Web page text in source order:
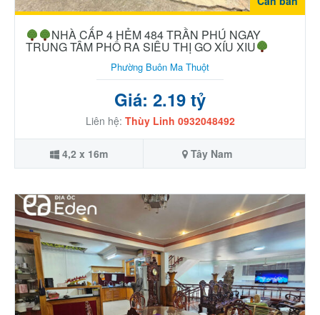
NHÀ CẤP 4 HẺM 484 TRẦN PHÚ NGAY
TRUNG TÂM PHỐ RA SIÊU THỊ GO XÍU XIU
Phường Buôn Ma Thuột
Giá: 2.19 tỷ
Liên hệ: Thùy Linh 0932048492
4,2 x 16m Tây Nam